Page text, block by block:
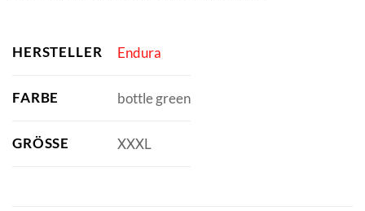
HERSTELLER Endura
FARBE bottle green
GRÖSSE XXXL